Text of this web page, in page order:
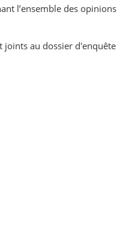
l’ensemble des opinions
joints au dossier d'enquête